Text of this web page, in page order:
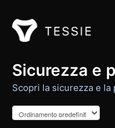
Sicurezza e
Scopri la sicurezza e la